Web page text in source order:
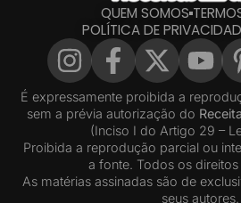
QUEM SOMOS
POLÍTICA DE
É expressamente proibida a
sem a prévia autorização do
(Inciso I do Artigo 29 –
Proibida a reprodução parcial ou
a fonte. Todos os
As matérias assinadas são de
seus autores.